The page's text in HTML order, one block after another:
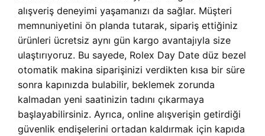
alışveriş deneyimi yaşamanızı da sağlar. Müşteri
memnuniyetini ön planda tutarak, sipariş ettiğiniz
ürünleri ücretsiz aynı gün kargo avantajıyla size
ulaştırıyoruz. Bu sayede, Rolex Day Date düz bezel
otomatik makina siparişinizi verdikten kısa bir süre
sonra kapınızda bulabilir, beklemek zorunda
kalmadan yeni saatinizin tadını çıkarmaya
başlayabilirsiniz. Ayrıca, online alışverişin getirdiği
güvenlik endişelerini ortadan kaldırmak için kapıda